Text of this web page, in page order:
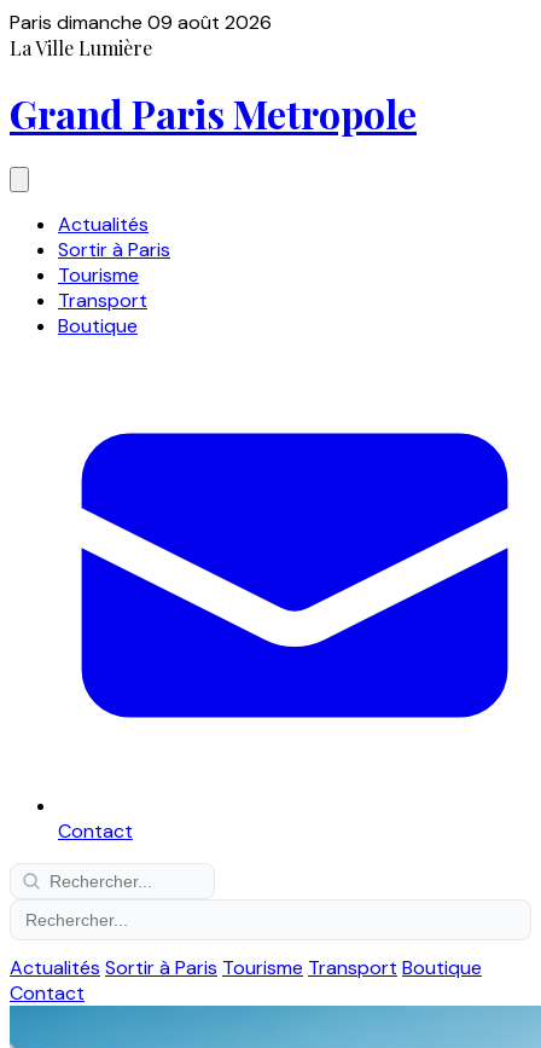
Paris dimanche 09 août 2026
La Ville Lumière
Grand Paris Metropole
Actualités
Sortir à Paris
Tourisme
Transport
Boutique
Contact
Actualités Sortir à Paris Tourisme Transport Boutique
Contact